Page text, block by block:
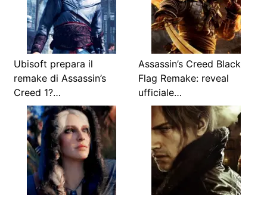
Ubisoft prepara il
remake di Assassin’s
Creed 1?…
Assassin’s Creed Black
Flag Remake: reveal
ufficiale…